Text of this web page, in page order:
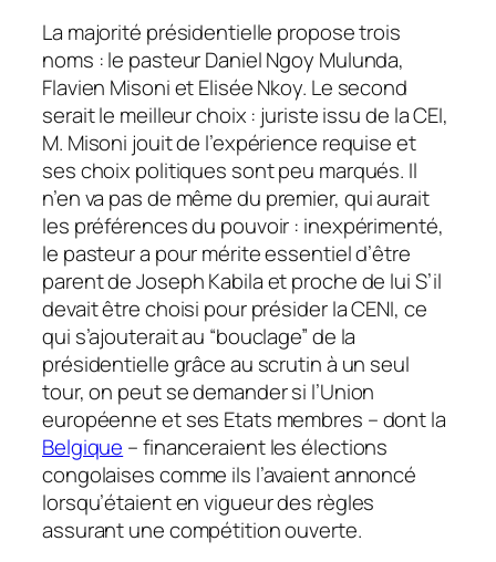
La majorité présidentielle propose trois
noms : le pasteur Daniel Ngoy Mulunda,
Flavien Misoni et Elisée Nkoy. Le second
serait le meilleur choix : juriste issu de la CEI,
M. Misoni jouit de l’expérience requise et
ses choix politiques sont peu marqués. Il
n’en va pas de même du premier, qui aurait
les préférences du pouvoir : inexpérimenté,
le pasteur a pour mérite essentiel d’être
parent de Joseph Kabila et proche de lui S’il
devait être choisi pour présider la CENI, ce
qui s’ajouterait au “bouclage” de la
présidentielle grâce au scrutin à un seul
tour, on peut se demander si l’Union
européenne et ses Etats membres – dont la
Belgique – financeraient les élections
congolaises comme ils l’avaient annoncé
lorsqu’étaient en vigueur des règles
assurant une compétition ouverte.